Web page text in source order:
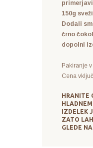
150g
Dodali
črno
dopolni
Pakiranje
Cena
HRANITE
IZDELEK
ZATO
GLEDE